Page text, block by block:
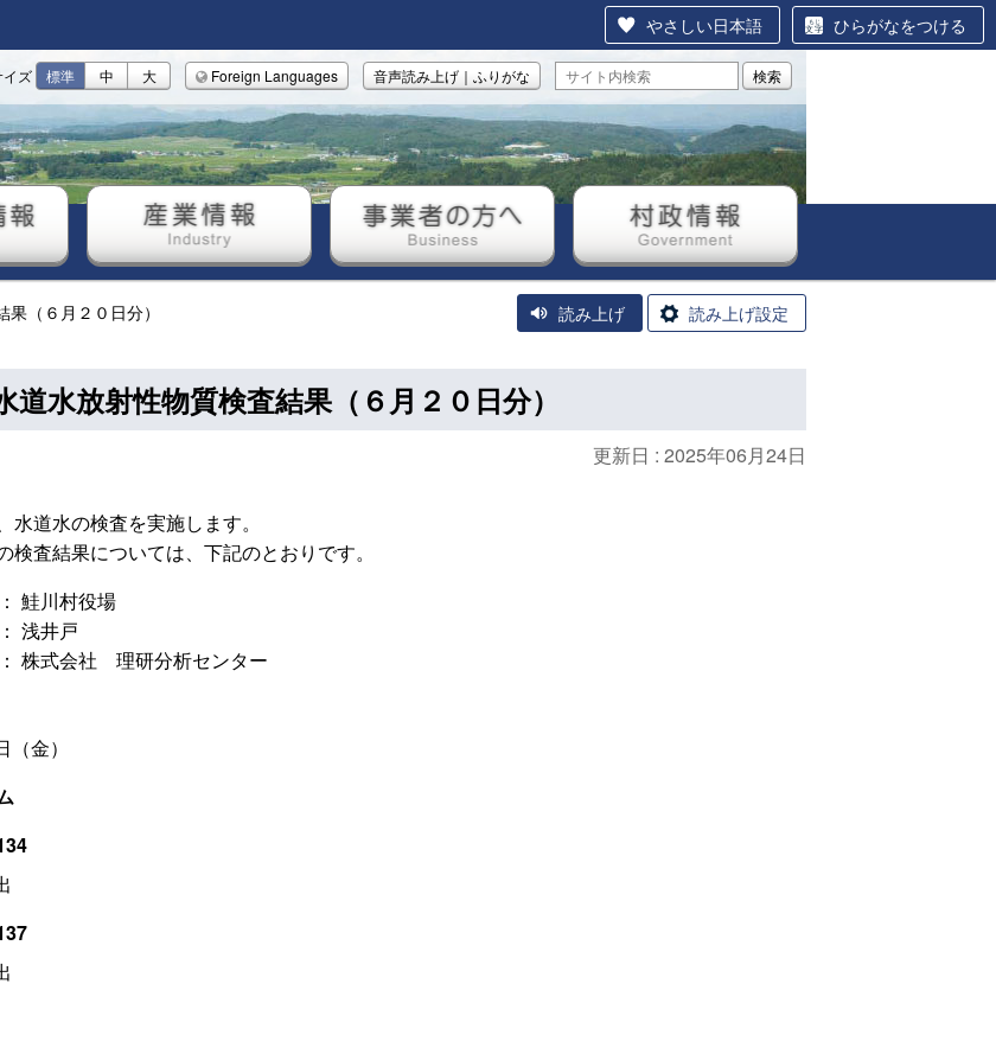
やさしい日本語 ひらがなをつける
イズ 標準 中 大 Foreign Languages 音声読み上げ｜ふりがな 検索
産業情報 事業者の方へ 村政情報
（６月２０日分） 読み上げ 読み上げ設定
道水放射性物質検査結果（６月２０日分）
更新日 : 2025年06月24日
水道水の検査を実施します。
検査結果については、下記のとおりです。
鮭川村役場
浅井戸
株式会社 理研分析センター
（金）